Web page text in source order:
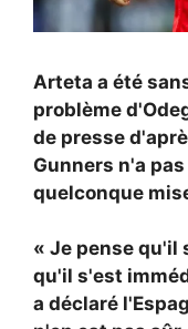
Arteta a été
problème
de presse
Gunners n'a
quelconque
« Je pense qu'il
qu'il s'est
a déclaré